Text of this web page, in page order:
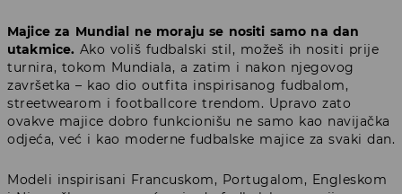
Majice za Mundial ne moraju se nositi samo na dan
utakmice. Ako voliš fudbalski stil, možeš ih nositi prije
turnira, tokom Mundiala, a zatim i nakon njegovog
završetka – kao dio outfita inspirisanog fudbalom,
streetwearom i footballcore trendom. Upravo zato
ovakve majice dobro funkcionišu ne samo kao navijačka
odjeća, već i kao moderne fudbalske majice za svaki dan.
Modeli inspirisani Francuskom, Portugalom, Engleskom